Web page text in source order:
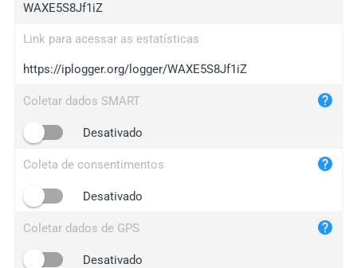
ed.tc
iplogger.com
maper.info
2no.co
yip.su
iplogger.info
WAXE5S8Jf1iZ
Link para acessar as estatísticas
https://iplogger.org/logger/WAXE5S8Jf1iZ
Coletar dados SMART
Desativado
Coleta de consentimentos
Desativado
Coletar dados de GPS
Desativado